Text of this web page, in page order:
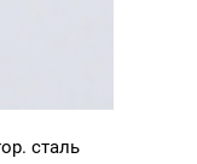
сталь